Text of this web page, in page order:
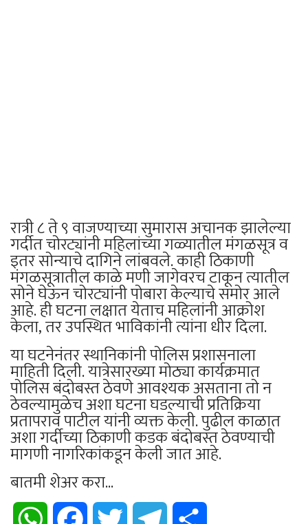
रात्री ८ ते ९ वाजण्याच्या सुमारास अचानक झालेल्या
गर्दीत चोरट्यांनी महिलांच्या गळ्यातील मंगळसूत्र व
इतर सोन्याचे दागिने लांबवले. काही ठिकाणी
मंगळसूत्रातील काळे मणी जागेवरच टाकून त्यातील
सोने घेऊन चोरट्यांनी पोबारा केल्याचे समोर आले
आहे. ही घटना लक्षात येताच महिलांनी आक्रोश
केला, तर उपस्थित भाविकांनी त्यांना धीर दिला.
या घटनेनंतर स्थानिकांनी पोलिस प्रशासनाला
माहिती दिली. यात्रेसारख्या मोठ्या कार्यक्रमात
पोलिस बंदोबस्त ठेवणे आवश्यक असताना तो न
ठेवल्यामुळेच अशा घटना घडल्याची प्रतिक्रिया
प्रतापराव पाटील यांनी व्यक्त केली. पुढील काळात
अशा गर्दीच्या ठिकाणी कडक बंदोबस्त ठेवण्याची
मागणी नागरिकांकडून केली जात आहे.
बातमी शेअर करा...
WhatsApp Facebook Twitter Telegram